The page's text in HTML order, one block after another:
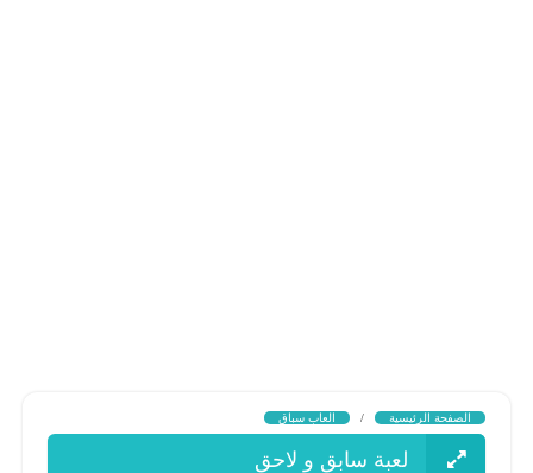
الصفحة الرئيسية / العاب سباق
لعبة سابق و لاحق